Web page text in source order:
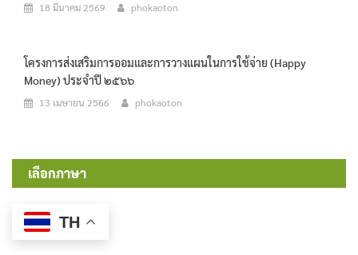
18 มีนาคม 2569 phokaoton
โครงการส่งเสริมการออมและการวางแผนในการใช้จ่าย (Happy
Money) ประจำปี ๒๕๖๖
13 เมษายน 2566 phokaoton
เลือกภาษา
TH